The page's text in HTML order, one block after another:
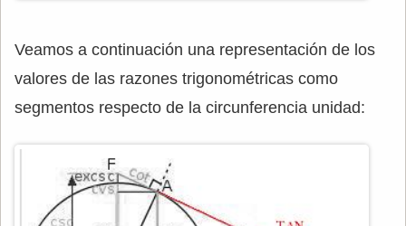
Veamos a continuación una representación de los
valores de las razones trigonométricas como
segmentos respecto de la circunferencia unidad: